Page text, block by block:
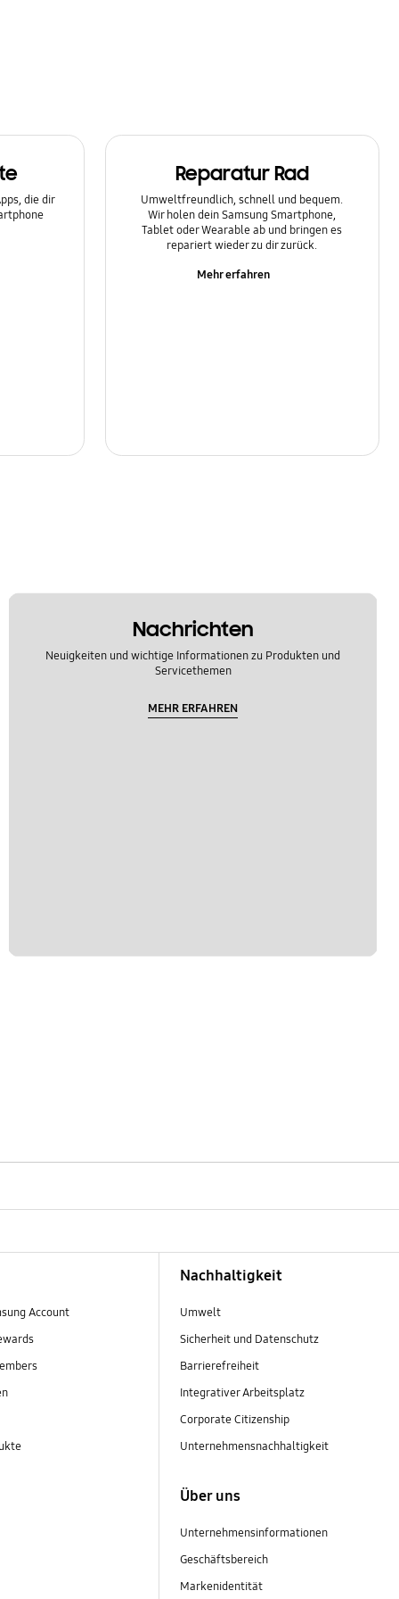
die dir
Reparatur Rad
Umweltfreundlich, schnell und bequem.
Wir holen dein Samsung Smartphone,
Tablet oder Wearable ab und bringen es
repariert wieder zu dir zurück.
Mehr erfahren
Nachrichten
Neuigkeiten und wichtige Informationen zu Produkten und
Servicethemen
MEHR ERFAHREN
Account
Nachhaltigkeit
Umwelt
Sicherheit und Datenschutz
Barrierefreiheit
Integrativer Arbeitsplatz
Corporate Citizenship
Unternehmensnachhaltigkeit
Über uns
Unternehmensinformationen
Geschäftsbereich
Markenidentität